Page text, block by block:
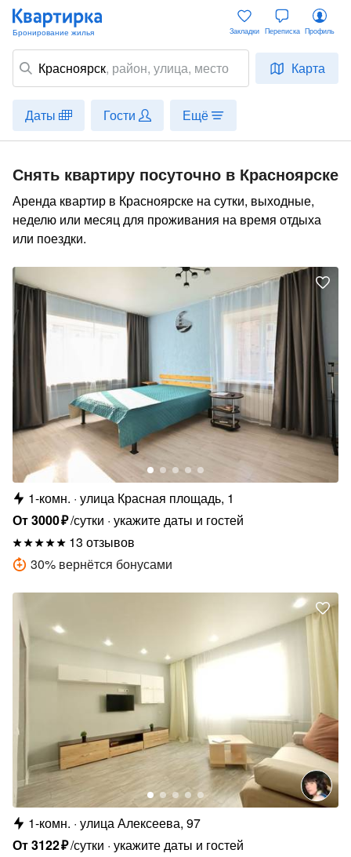
Красноярск, район, улица, место Карта
Закладки Переписка Профиль
Даты Гости Ещё
Снять квартиру посуточно в Красноярске
Аренда квартир в Красноярске на сутки, выходные,
неделю или месяц для проживания на время отдыха
или поездки.
1-комн. улица Красная площадь, 1
От3000₽/сутки укажите даты и гостей
13 отзывов
30% вернётся бонусами
1-комн. улица Алексеева, 97
От3122₽/сутки укажите даты и гостей